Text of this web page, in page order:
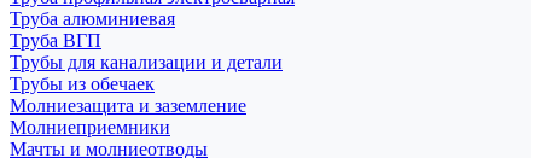
Труба алюминиевая
Труба ВГП
Трубы для канализации и детали
Трубы из обечаек
Молниезащита и заземление
Молниеприемники
Мачты и молниеотводы